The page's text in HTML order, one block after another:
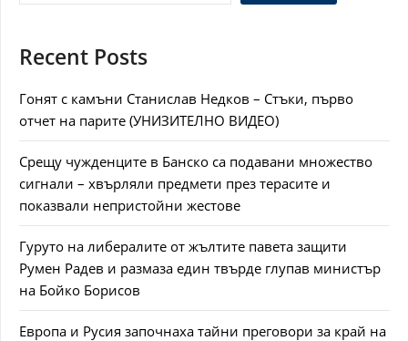
Recent Posts
Гонят с камъни Станислав Недков – Стъки, първо
отчет на парите (УНИЗИТЕЛНО ВИДЕО)
Срещу чужденците в Банско са подавани множество
сигнали – хвърляли предмети през терасите и
показвали непристойни жестове
Гуруто на либералите от жълтите павета защити
Румен Радев и размаза един твърде глупав министър
на Бойко Борисов
Европа и Русия започнаха тайни преговори за край на